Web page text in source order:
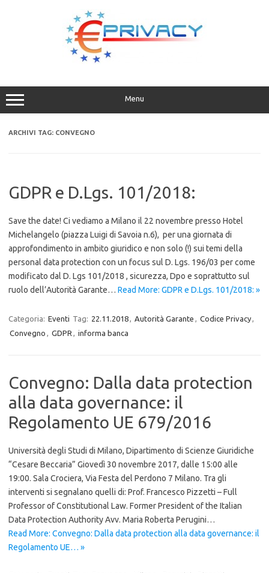
Menu
ARCHIVI TAG: CONVEGNO
GDPR e D.Lgs. 101/2018:
Save the date! Ci vediamo a Milano il 22 novembre presso Hotel
Michelangelo (piazza Luigi di Savoia n.6), per una giornata di
approfondimento in ambito giuridico e non solo (!) sui temi della
personal data protection con un focus sul D. Lgs. 196/03 per come
modificato dal D. Lgs 101/2018 , sicurezza, Dpo e soprattutto sul
ruolo dell’Autorità Garante… Read More: GDPR e D.Lgs. 101/2018: »
Categoria: Eventi Tag: 22.11.2018, Autorità Garante , Codice Privacy,
Convegno , GDPR , informa banca
Convegno: Dalla data protection
alla data governance: il
Regolamento UE 679/2016
Università degli Studi di Milano, Dipartimento di Scienze Giuridiche
“Cesare Beccaria” Giovedì 30 novembre 2017, dalle 15:00 alle
19:00. Sala Crociera, Via Festa del Perdono 7 Milano. Tra gli
interventi si segnalano quelli di: Prof. Francesco Pizzetti – Full
Professor of Constitutional Law. Former President of the Italian
Data Protection Authority Avv. Maria Roberta Perugini…
Read More: Convegno: Dalla data protection alla data governance: il
Regolamento UE… »